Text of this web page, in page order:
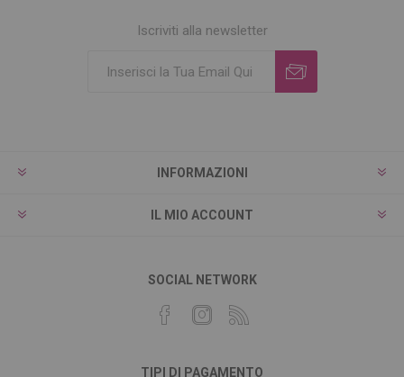
Iscriviti alla newsletter
INFORMAZIONI
IL MIO ACCOUNT
SOCIAL NETWORK
TIPI DI PAGAMENTO